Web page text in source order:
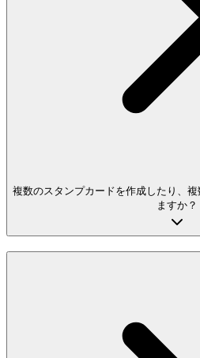
複数のスタンプカードを作成したり、
ますか？